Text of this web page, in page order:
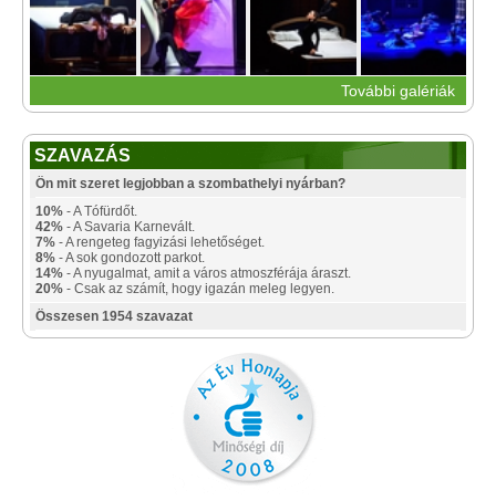
További galériák
SZAVAZÁS
Ön mit szeret legjobban a szombathelyi nyárban?
10% - A Tófürdőt.
42% - A Savaria Karnevált.
7% - A rengeteg fagyizási lehetőséget.
8% - A sok gondozott parkot.
14% - A nyugalmat, amit a város atmoszférája áraszt.
20% - Csak az számít, hogy igazán meleg legyen.
Összesen 1954 szavazat